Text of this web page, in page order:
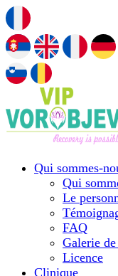
Qui sommes-
Qui
Le
FAQ
Galerie
Licence
Сlinique